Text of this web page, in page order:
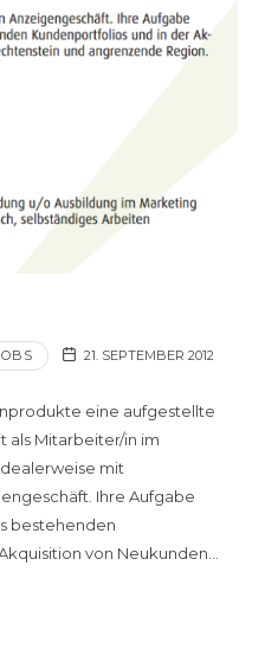
21. SEPTEMBER 2012
eine aufgestellte
als Mitarbeiter/in im
mit
Ihre Aufgabe
bestehenden
von Neukunden…